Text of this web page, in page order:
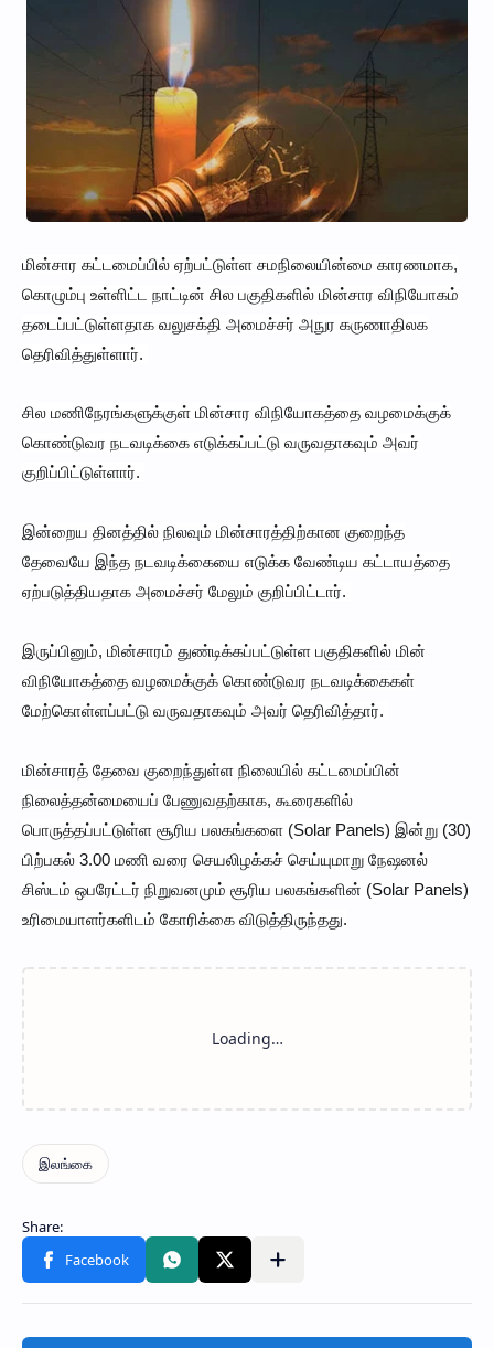
மின்சார கட்டமைப்பில் ஏற்பட்டுள்ள சமநிலையின்மை காரணமாக,
கொழும்பு உள்ளிட்ட நாட்டின் சில பகுதிகளில் மின்சார விநியோகம்
தடைப்பட்டுள்ளதாக வலுசக்தி அமைச்சர் அநுர கருணாதிலக
தெரிவித்துள்ளார்.
சில மணிநேரங்களுக்குள் மின்சார விநியோகத்தை வழமைக்குக்
கொண்டுவர நடவடிக்கை எடுக்கப்பட்டு வருவதாகவும் அவர்
குறிப்பிட்டுள்ளார்.
இன்றைய தினத்தில் நிலவும் மின்சாரத்திற்கான குறைந்த
தேவையே இந்த நடவடிக்கையை எடுக்க வேண்டிய கட்டாயத்தை
ஏற்படுத்தியதாக அமைச்சர் மேலும் குறிப்பிட்டார்.
இருப்பினும், மின்சாரம் துண்டிக்கப்பட்டுள்ள பகுதிகளில் மின்
விநியோகத்தை வழமைக்குக் கொண்டுவர நடவடிக்கைகள்
மேற்கொள்ளப்பட்டு வருவதாகவும் அவர் தெரிவித்தார்.
மின்சாரத் தேவை குறைந்துள்ள நிலையில் கட்டமைப்பின்
நிலைத்தன்மையைப் பேணுவதற்காக, கூரைகளில்
பொருத்தப்பட்டுள்ள சூரிய பலகங்களை (Solar Panels) இன்று (30)
பிற்பகல் 3.00 மணி வரை செயலிழக்கச் செய்யுமாறு நேஷனல்
சிஸ்டம் ஒபரேட்டர் நிறுவனமும் சூரிய பலகங்களின் (Solar Panels)
உரிமையாளர்களிடம் கோரிக்கை விடுத்திருந்தது.